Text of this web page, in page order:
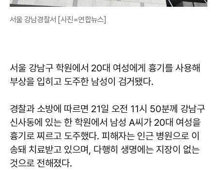
서울 강남경찰서 [사진=연합뉴스]
서울 강남구 학원에서 20대 여성에게 흉기를 사용해
부상을 입히고 도주한 남성이 검거됐다.
경찰과 소방에 따르면 21일 오전 11시 50분께 강남구
신사동에 있는 한 학원에서 남성 A씨가 20대 여성을
흉기로 찌르고 도주했다. 피해자는 인근 병원으로 이
송돼 치료받고 있으며, 다행히 생명에는 지장이 없는
것으로 전해졌다.